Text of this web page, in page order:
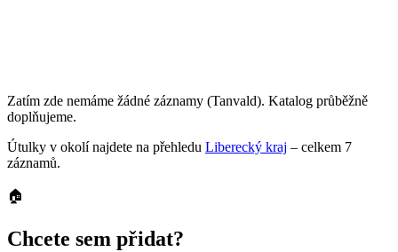
Zatím zde nemáme žádné záznamy (Tanvald). Katalog průběžně
doplňujeme.
Útulky v okolí najdete na přehledu Liberecký kraj – celkem 7
záznamů.
🏠
Chcete sem přidat?